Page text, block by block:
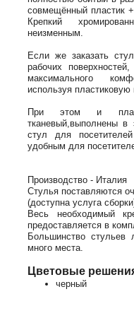
совмещённый пластик
Крепкий
неизменным.
Если же заказать
рабочих
максимального
используя
При этом и
тканевый,выполнены в
стул для
удобным для
Производство - Италия
Стулья поставляются
(доступна услуга
Весь необходимый
предоставляется в
Большинство стульев
много места.
Цветовые
черный